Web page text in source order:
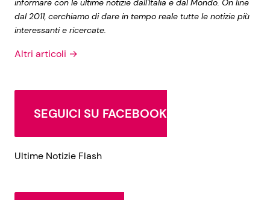
informare con le ultime notizie dall'Italia e dal Mondo. On line
dal 2011, cerchiamo di dare in tempo reale tutte le notizie più
interessanti e ricercate.
Altri articoli →
SEGUICI SU FACEBOOK
Ultime Notizie Flash